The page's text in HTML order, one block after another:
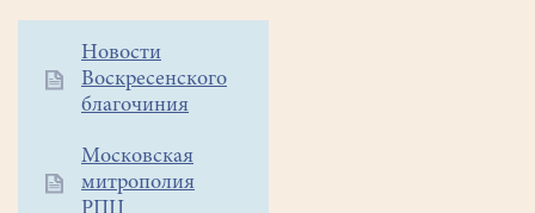
Дополнительное
меню
Новости
Воскресенского
благочиния
Московская
митрополия